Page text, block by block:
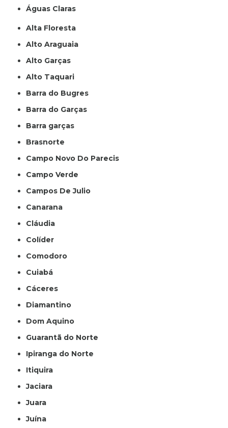
Águas Claras
Alta Floresta
Alto Araguaia
Alto Garças
Alto Taquari
Barra do Bugres
Barra do Garças
Barra garças
Brasnorte
Campo Novo Do Parecis
Campo Verde
Campos De Julio
Canarana
Cláudia
Colíder
Comodoro
Cuiabá
Cáceres
Diamantino
Dom Aquino
Guarantã do Norte
Ipiranga do Norte
Itiquira
Jaciara
Juara
Juína